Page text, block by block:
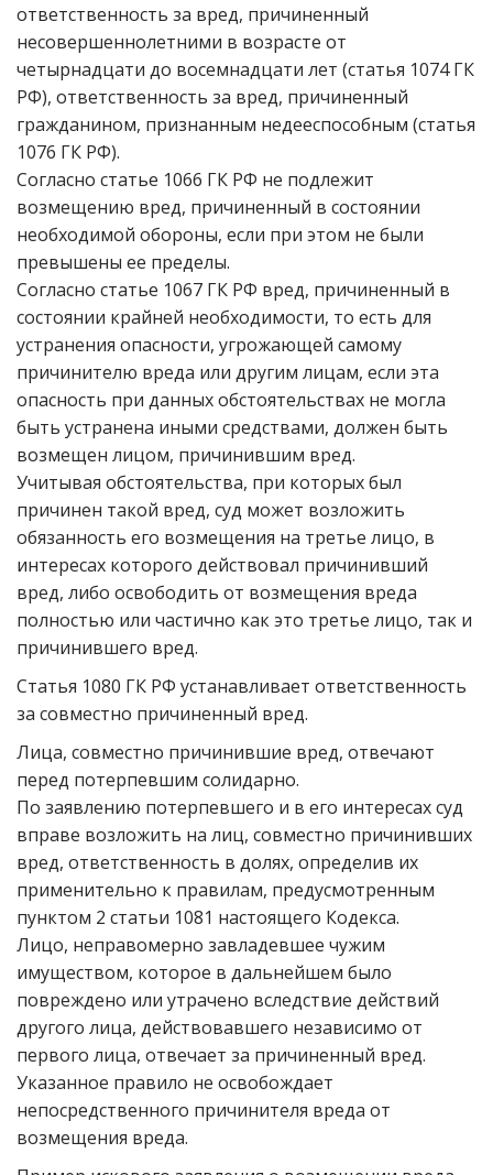
ответственность за вред, причиненный
несовершеннолетними в возрасте от
четырнадцати до восемнадцати лет (статья 1074 ГК
РФ), ответственность за вред, причиненный
гражданином, признанным недееспособным (статья
1076 ГК РФ).
Согласно статье 1066 ГК РФ не подлежит
возмещению вред, причиненный в состоянии
необходимой обороны, если при этом не были
превышены ее пределы.
Согласно статье 1067 ГК РФ вред, причиненный в
состоянии крайней необходимости, то есть для
устранения опасности, угрожающей самому
причинителю вреда или другим лицам, если эта
опасность при данных обстоятельствах не могла
быть устранена иными средствами, должен быть
возмещен лицом, причинившим вред.
Учитывая обстоятельства, при которых был
причинен такой вред, суд может возложить
обязанность его возмещения на третье лицо, в
интересах которого действовал причинивший
вред, либо освободить от возмещения вреда
полностью или частично как это третье лицо, так и
причинившего вред.
Статья 1080 ГК РФ устанавливает ответственность
за совместно причиненный вред.
Лица, совместно причинившие вред, отвечают
перед потерпевшим солидарно.
По заявлению потерпевшего и в его интересах суд
вправе возложить на лиц, совместно причинивших
вред, ответственность в долях, определив их
применительно к правилам, предусмотренным
пунктом 2 статьи 1081 настоящего Кодекса.
Лицо, неправомерно завладевшее чужим
имуществом, которое в дальнейшем было
повреждено или утрачено вследствие действий
другого лица, действовавшего независимо от
первого лица, отвечает за причиненный вред.
Указанное правило не освобождает
непосредственного причинителя вреда от
возмещения вреда.